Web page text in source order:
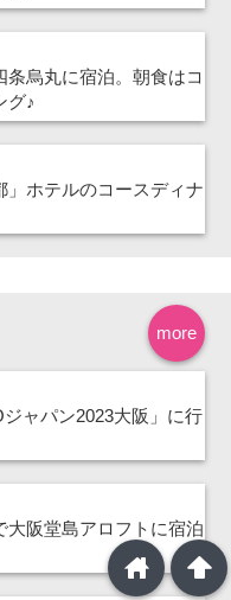
烏丸に宿泊。朝食はコ
グ♪
」ホテルのコースディナ
more
ジャパン2023大阪」に行
大阪堂島アロフトに宿泊
arrowup
home